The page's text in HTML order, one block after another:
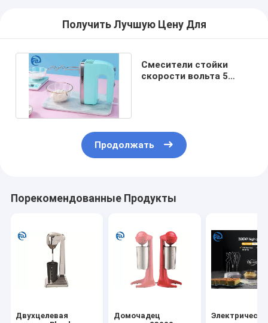
Получить Лучшую Цену Для
Смесители стойки
скорости вольта 5
Продолжать
Порекомендованные Продукты
Двухцелевая
Домочадец